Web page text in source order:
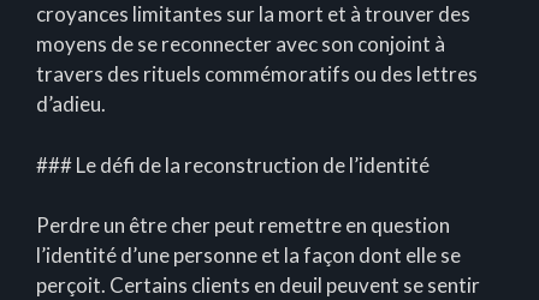
croyances limitantes sur la mort et à trouver des
moyens de se reconnecter avec son conjoint à
travers des rituels commémoratifs ou des lettres
d’adieu.
### Le défi de la reconstruction de l’identité
Perdre un être cher peut remettre en question
l’identité d’une personne et la façon dont elle se
perçoit. Certains clients en deuil peuvent se sentir